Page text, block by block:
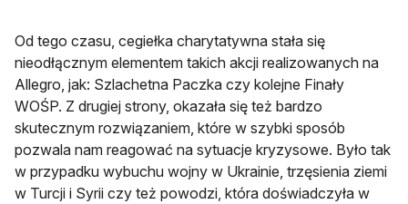
Od tego czasu, cegiełka charytatywna stała się
nieodłącznym elementem takich akcji realizowanych na
Allegro, jak: Szlachetna Paczka czy kolejne Finały
WOŚP. Z drugiej strony, okazała się też bardzo
skutecznym rozwiązaniem, które w szybki sposób
pozwala nam reagować na sytuacje kryzysowe. Było tak
w przypadku wybuchu wojny w Ukrainie, trzęsienia ziemi
w Turcji i Syrii czy też powodzi, która doświadczyła w